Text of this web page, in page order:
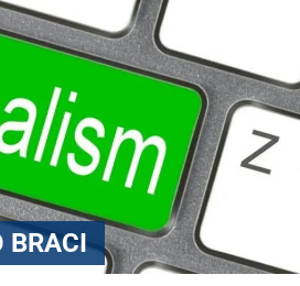
BRACI